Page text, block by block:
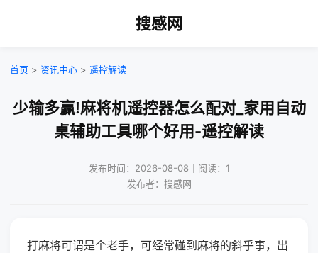
搜感网
首页 > 资讯中心 > 遥控解读
少输多赢!麻将机遥控器怎么配对_家用自动
桌辅助工具哪个好用-遥控解读
发布时间：2026-08-08｜阅读：1
发布者：搜感网
打麻将可谓是个老手，可经常碰到麻将的斜乎事，出